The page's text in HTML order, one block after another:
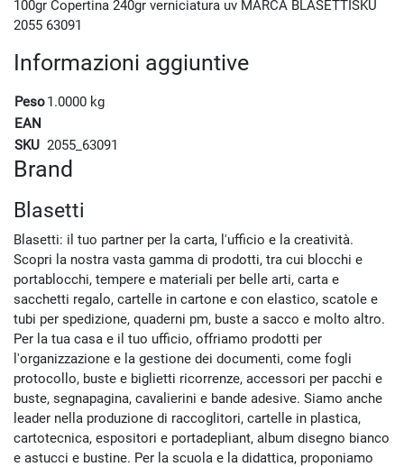
100gr Copertina 240gr verniciatura uv MARCA BLASETTISKU
2055 63091
Informazioni aggiuntive
Peso1.0000 kg
EAN
SKU 2055_63091
Brand
Blasetti
Blasetti: il tuo partner per la carta, l'ufficio e la creatività.
Scopri la nostra vasta gamma di prodotti, tra cui blocchi e
portablocchi, tempere e materiali per belle arti, carta e
sacchetti regalo, cartelle in cartone e con elastico, scatole e
tubi per spedizione, quaderni pm, buste a sacco e molto altro.
Per la tua casa e il tuo ufficio, offriamo prodotti per
l'organizzazione e la gestione dei documenti, come fogli
protocollo, buste e biglietti ricorrenze, accessori per pacchi e
buste, segnapagina, cavalierini e bande adesive. Siamo anche
leader nella produzione di raccoglitori, cartelle in plastica,
cartotecnica, espositori e portadepliant, album disegno bianco
e astucci e bustine. Per la scuola e la didattica, proponiamo